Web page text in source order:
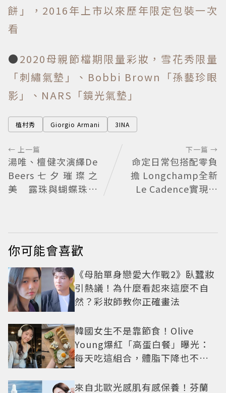
餅」，2016年上市以來歷年限定包裝一次
看
●2020母親節檔期限量彩妝，雪花秀限量
「刺繡氣墊」、Bobbi Brown「孫藝珍眼
影」、NARS「鏡光氣墊」
植村秀 Giorgio Armani 3INA
← 上一篇
湯唯、檀健次演繹De
Beers七夕璀璨之
美 露珠與蝴蝶珠寶
下一篇 →
命定日常包搭配零負
擔 Longchamp全新
Le Cadence實現不
你可能會喜歡
《母胎單身戀愛大作戰2》臥蠶妝
引熱議！為什麼看起來這麼不自
然？彩妝師教你正確畫法
韓國女生不是靠節食！Olive
Young爆紅「高蛋白餐」曝光：
每天吃這組合，體脂下降也不怕
來自北歐光感肌有感保養！芬蘭